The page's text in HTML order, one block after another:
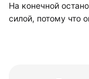
На конечной
силой, потому что